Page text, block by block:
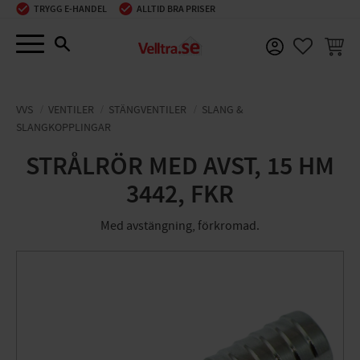
Meny
TRYGG E-HANDEL ALLTID BRA PRISER
VVS VENTILER STÄNGVENTILER
SLANG &
SLANGKOPPLINGAR
STRÅLRÖR MED AVST, 15 HM
3442, FKR
Med avstängning, förkromad.